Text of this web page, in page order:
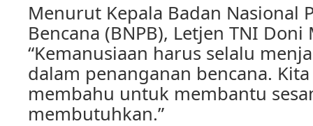
Menurut Kepala Badan Nasional
Bencana (BNPB), Letjen TNI Doni
“Kemanusiaan harus selalu
dalam penanganan bencana.
membahu untuk membantu
membutuhkan.”